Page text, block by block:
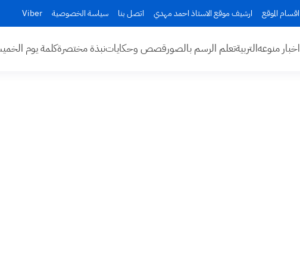
اقسام الموقع ارشيف موقع الاستاذ احمد مهدي اتصل بنا سياسة الخصوصية Viber
اخبار منوعهالتربيةتعلم الرسم بالصورقصص وحكاياتنبذة مختصرةكلمة يوم